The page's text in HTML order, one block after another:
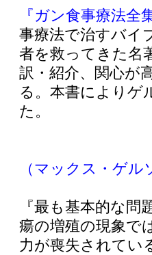
『ガン食事療法全
事療法で治すバイ
者を救ってきた名
訳・紹介、関心が
る。本書によりゲ
た。
（マックス・ゲ
『最も基本的な
瘍の増殖の現象で
力が喪失されてい